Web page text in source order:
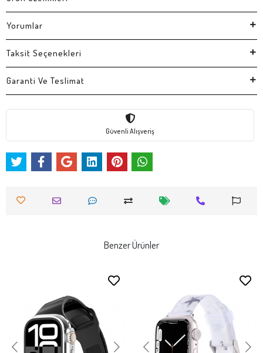
Yorumlar
Taksit Seçenekleri
Garanti Ve Teslimat
Güvenli Alışveriş
Benzer Ürünler